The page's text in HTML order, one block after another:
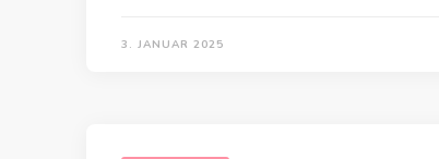
3. JANUAR 2025